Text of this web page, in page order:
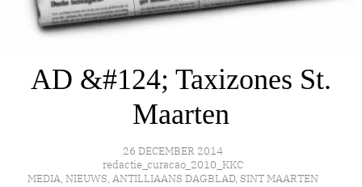
AD &#124; Taxizones St.
Maarten
26 DECEMBER 2014
redactie_curacao_2010_KKC
MEDIA, NIEUWS, ANTILLIAANS DAGBLAD, SINT MAARTEN